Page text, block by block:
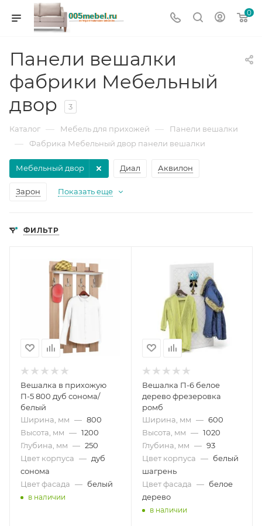
0
Панели вешалки
фабрики Мебельный
двор
3
Каталог — Мебель для прихожей — Панели вешалки
— Фабрика Мебельный двор панели вешалки
Диал Аквилон
Зарон
Мебельный двор
Показать еще
ФИЛЬТР
Вешалка в прихожую
П-5 800 дуб сонома/
белый
Ширина, мм — 800
Высота, мм — 1200
Глубина, мм — 250
Цвет корпуса — дуб
сонома
Цвет фасада — белый
в наличии
Вешалка П-6 белое
дерево фрезеровка
ромб
Ширина, мм — 600
Высота, мм — 1020
Глубина, мм — 93
Цвет корпуса — белый
шагрень
Цвет фасада — белое
дерево
в наличии